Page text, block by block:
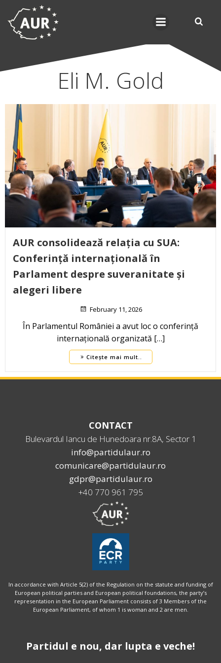
Eli M. Gold
AUR consolidează relația cu SUA:
Conferință internațională în
Parlament despre suveranitate și
alegeri libere
February 11, 2026
În Parlamentul României a avut loc o conferință
internațională organizată […]
Citește mai mult..
CONTACT
Bulevardul Iancu de Hunedoara nr.8A, Sector 1
info@partidulaur.ro
comunicare@partidulaur.ro
gdpr@partidulaur.ro
+40 770 961 795
In accordance with Article 5(2) of the Regulation on the statute and funding of
European political parties and European political foundations, the party’s
representation in the European Parliament consists of 3 Members of the
European Parliament, of whom 1 is woman and 2 are men.
Partidul e nou, dar lupta e veche!